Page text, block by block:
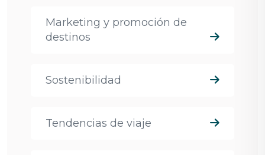
Marketing y promoción de
destinos
Sostenibilidad
Tendencias de viaje